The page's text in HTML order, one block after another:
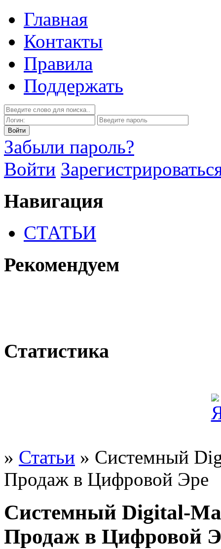
Главная
Контакты
Правила
Поддержать
Забыли пароль?
Войти
Навигация
СТАТЬИ
Рекомендуем
Статистика
» Статьи » Системный
Продаж в Цифровой Эре
Системный Digital-
Продаж в Цифровой